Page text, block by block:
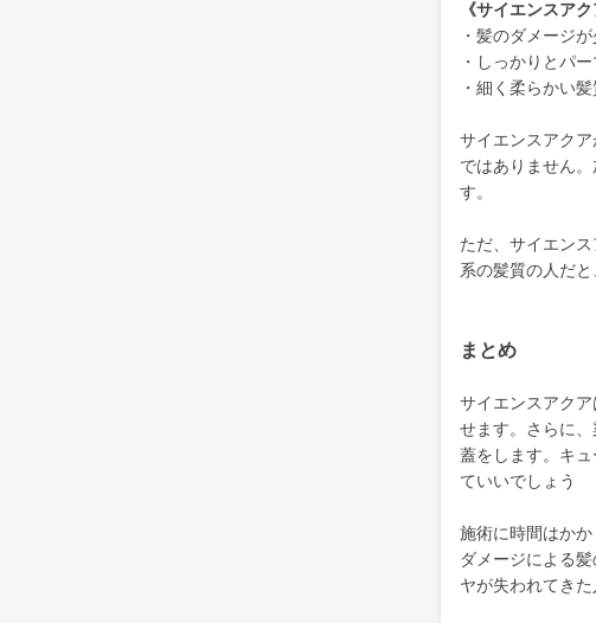
《サイエンスア
・髪のダメージ
・しっかりとパ
・細く柔らかい
サイエンスアク
ではありません
す。
ただ、サイエン
系の髪質の人だ
まとめ
サイエンスアク
せます。さらに
蓋をします。キ
ていいでしょう
施術に時間はか
ダメージによる
ヤが失われてきた